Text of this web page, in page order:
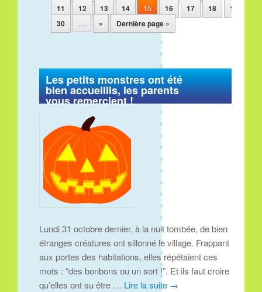
11 12 13 14 15 16 17 18 19
30
… » Dernière page »
Les petits monstres ont été
bien accueillis, les parents
vous remercient !
Lundi 31 octobre dernier, à la nuit tombée, de bien
étranges créatures ont sillonné le village. Frappant
aux portes des habitations, elles répétaient ces
mots : “des bonbons ou un sort !”. Et ils faut croire
qu’elles ont su être … Lire la suite →